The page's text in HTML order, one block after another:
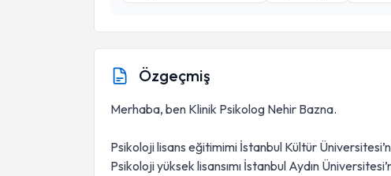
Özgeçmiş
Merhaba, ben Klinik Psikolog Nehir Bazna.
Psikoloji lisans eğitimimi İstanbul Kültür
Psikoloji yüksek lisansımı İstanbul Aydın